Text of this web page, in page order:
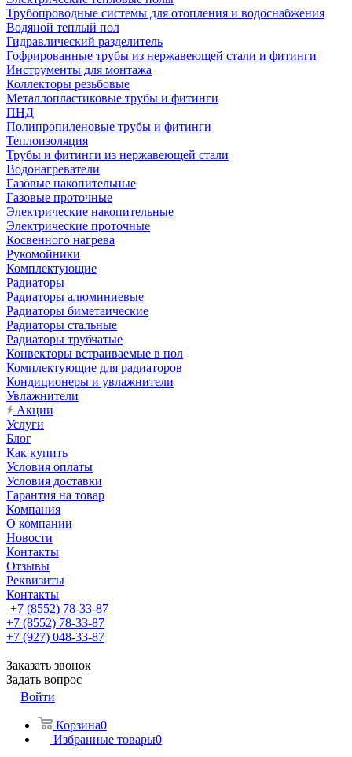
Трубопроводные системы для отопления и водоснабжения
Водяной теплый пол
Гидравлический разделитель
Гофрированные трубы из нержавеющей стали и фитинги
Инструменты для монтажа
Коллекторы резьбовые
Металлопластиковые трубы и фитинги
ПНД
Полипропиленовые трубы и фитинги
Теплоизоляция
Трубы и фитинги из нержавеющей стали
Водонагреватели
Газовые накопительные
Газовые проточные
Электрические накопительные
Электрические проточные
Косвенного нагрева
Рукомойники
Комплектующие
Радиаторы
Радиаторы алюминиевые
Радиаторы биметаические
Радиаторы стальные
Радиаторы трубчатые
Конвекторы встраиваемые в пол
Комплектующие для радиаторов
Кондиционеры и увлажнители
Увлажнители
Акции
Услуги
Блог
Как купить
Условия оплаты
Условия доставки
Гарантия на товар
Компания
О компании
Новости
Контакты
Отзывы
Реквизиты
Контакты
+7 (8552) 78-33-87
+7 (8552) 78-33-87
+7 (927) 048-33-87
Заказать звонок
Задать вопрос
Войти
Корзина0
Избранные товары0